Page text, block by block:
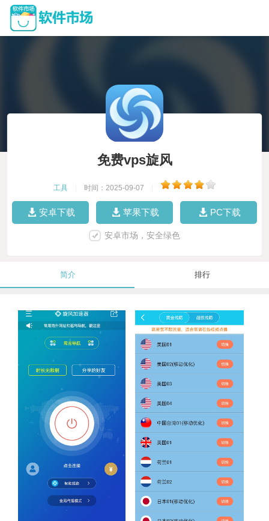
免费vps旋风
工具 时间：2025-09-07
安卓下载 苹果下载 PC下载
安卓市场，安全绿色
简介 排行